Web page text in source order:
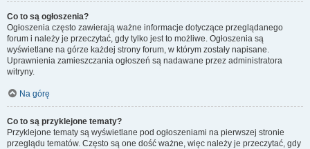
Co to są ogłoszenia?
Ogłoszenia często zawierają ważne informacje dotyczące przeglądanego
forum i należy je przeczytać, gdy tylko jest to możliwe. Ogłoszenia są
wyświetlane na górze każdej strony forum, w którym zostały napisane.
Uprawnienia zamieszczania ogłoszeń są nadawane przez administratora
witryny.
Na górę
Co to są przyklejone tematy?
Przyklejone tematy są wyświetlane pod ogłoszeniami na pierwszej stronie
przeglądu tematów. Często są one dość ważne, więc należy je przeczytać, gdy